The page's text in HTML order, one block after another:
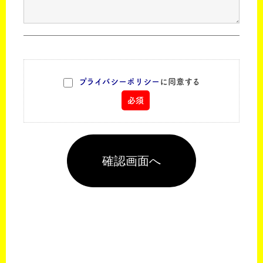
プライバシーポリシー に同意する
必須